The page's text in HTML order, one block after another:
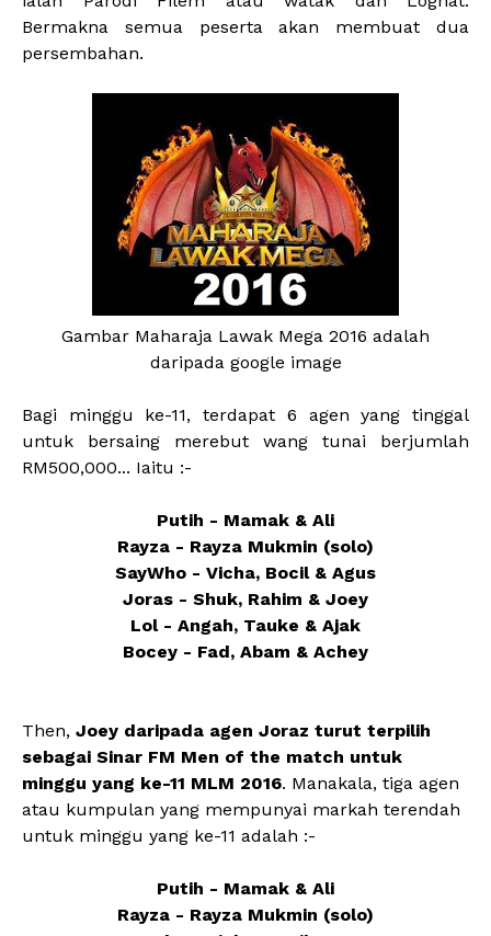
Bermakna semua peserta akan membuat dua
persembahan.
Gambar Maharaja Lawak Mega 2016 adalah
daripada google image
Bagi minggu ke-11, terdapat 6 agen yang tinggal
untuk bersaing merebut wang tunai berjumlah
RM500,000... Iaitu :-
Putih - Mamak & Ali
Rayza - Rayza Mukmin (solo)
SayWho - Vicha, Bocil & Agus
Joras - Shuk, Rahim & Joey
Lol - Angah, Tauke & Ajak
Bocey - Fad, Abam & Achey
Then, Joey daripada agen Joraz turut terpilih
sebagai Sinar FM Men of the match untuk
minggu yang ke-11 MLM 2016. Manakala, tiga agen
atau kumpulan yang mempunyai markah terendah
untuk minggu yang ke-11 adalah :-
Putih - Mamak & Ali
Rayza - Rayza Mukmin (solo)